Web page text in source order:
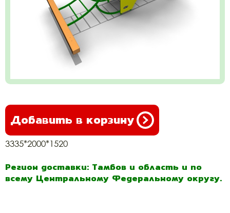
Добавить в корзину
3335*2000*1520
Регион доставки: Тамбов и область и по
всему Центральному Федеральному округу.